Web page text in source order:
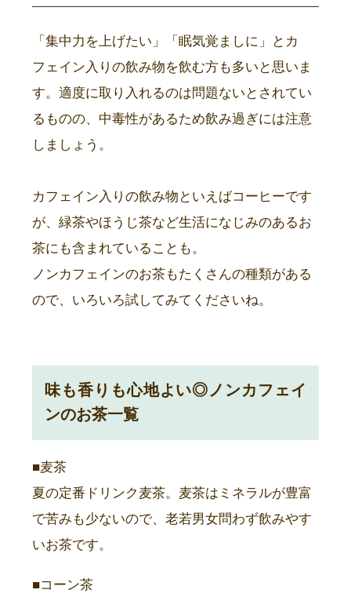
「集中力を上げたい」「眠気覚ましに」とカ
フェイン入りの飲み物を飲む方も多いと思いま
す。適度に取り入れるのは問題ないとされてい
るものの、中毒性があるため飲み過ぎには注意
しましょう。
カフェイン入りの飲み物といえばコーヒーです
が、緑茶やほうじ茶など生活になじみのあるお
茶にも含まれていることも。
ノンカフェインのお茶もたくさんの種類がある
ので、いろいろ試してみてくださいね。
味も香りも心地よい◎ノンカフェイ
ンのお茶一覧
■麦茶
夏の定番ドリンク麦茶。麦茶はミネラルが豊富
で苦みも少ないので、老若男女問わず飲みやす
いお茶です。
■コーン茶